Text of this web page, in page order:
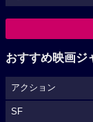
おすすめ映画ジ
アクション
SF